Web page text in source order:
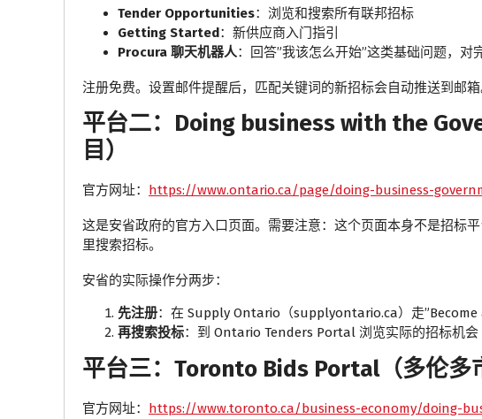
Tender Opportunities：浏览和搜索所有联邦招标
Getting Started：新供应商入门指引
Procura 聊天机器人：回答”我该怎么开始”这类基础问题，对
注册免费。设置邮件提醒后，匹配关键词的新招标会自动推送到邮箱
平台二：Doing business with the
目）
官方网址： https://www.ontario.ca/page/doing-business-
这是安省政府的官方入口页面。需要注意：这个页面本身不是招标
里搜索招标。
安省的实际操作分两步：
先注册：在 Supply Ontario（supplyontario.ca）走”Become
再搜索投标：到 Ontario Tenders Portal 浏览实际的招标机会
平台三：Toronto Bids Portal（多伦多
官方网址： https://www.toronto.ca/business-economy/doing-